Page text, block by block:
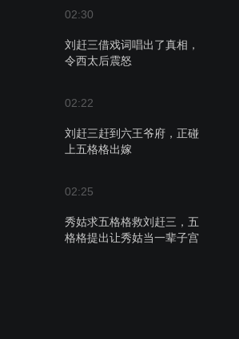
02:30
刘赶三借戏词唱出了真相，
令西太后震怒
02:22
刘赶三赶到六王爷府，正碰
上五格格出嫁
02:25
秀姑求五格格救刘赶三，五
格格提出让秀姑当一辈子宫